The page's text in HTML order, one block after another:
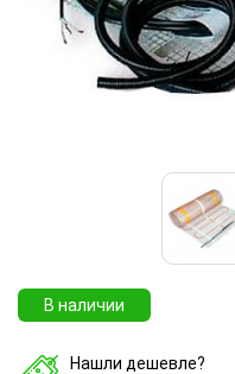
В наличии
Нашли дешевле?